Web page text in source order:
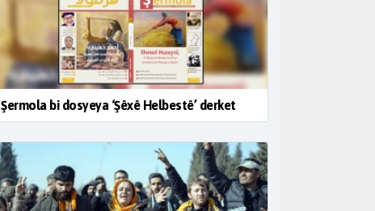
Şermola bi dosyeya ‘Şêxê Helbestê’ derket